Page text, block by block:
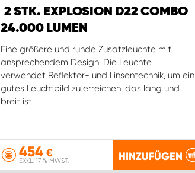
2 STK. EXPLOSION D22 COMBO
24.000 LUMEN
Eine größere und runde Zusatzleuchte mit
ansprechendem Design. Die Leuchte
verwendet Reflektor- und Linsentechnik, um ein
gutes Leuchtbild zu erreichen, das lang und
breit ist.
454€
EXKL. 17 % MWST. HINZUFÜGEN